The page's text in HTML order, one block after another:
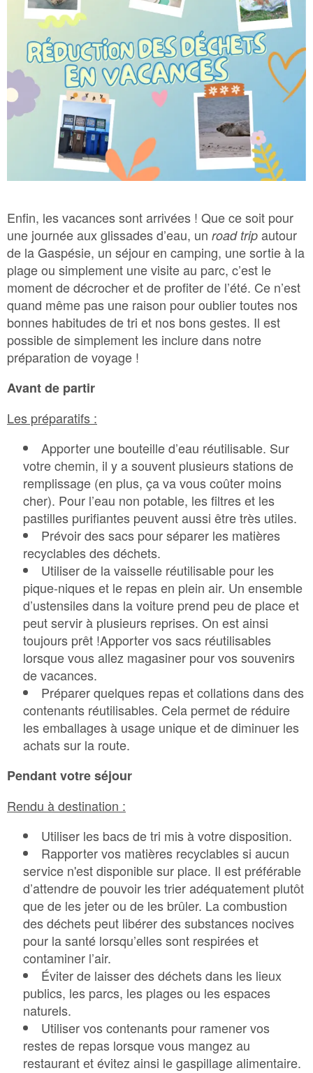
Bac Brun – Matières organiques
Bac Vert – Déchets
Plastique agricole
Enfin, les vacances sont arrivées ! Que ce soit pour
une journée aux glissades d’eau, un road trip autour
de la Gaspésie, un séjour en camping, une sortie à la
plage ou simplement une visite au parc, c’est le
moment de décrocher et de profiter de l’été. Ce n’est
quand même pas une raison pour oublier toutes nos
bonnes habitudes de tri et nos bons gestes. Il est
possible de simplement les inclure dans notre
préparation de voyage !
Avant de partir
Les préparatifs :
Apporter une bouteille d’eau réutilisable. Sur
votre chemin, il y a souvent plusieurs stations de
remplissage (en plus, ça va vous coûter moins
cher). Pour l’eau non potable, les filtres et les
pastilles purifiantes peuvent aussi être très utiles.
Prévoir des sacs pour séparer les matières
recyclables des déchets.
Utiliser de la vaisselle réutilisable pour les
pique-niques et le repas en plein air. Un ensemble
d’ustensiles dans la voiture prend peu de place et
peut servir à plusieurs reprises. On est ainsi
toujours prêt !Apporter vos sacs réutilisables
lorsque vous allez magasiner pour vos souvenirs
de vacances.
Préparer quelques repas et collations dans des
contenants réutilisables. Cela permet de réduire
les emballages à usage unique et de diminuer les
achats sur la route.
Pendant votre séjour
Rendu à destination :
Utiliser les bacs de tri mis à votre disposition.
Rapporter vos matières recyclables si aucun
service n'est disponible sur place. Il est préférable
d’attendre de pouvoir les trier adéquatement plutôt
que de les jeter ou de les brûler. La combustion
des déchets peut libérer des substances nocives
pour la santé lorsqu’elles sont respirées et
contaminer l’air.
Éviter de laisser des déchets dans les lieux
publics, les parcs, les plages ou les espaces
naturels.
Utiliser vos contenants pour ramener vos
restes de repas lorsque vous mangez au
restaurant et évitez ainsi le gaspillage alimentaire.